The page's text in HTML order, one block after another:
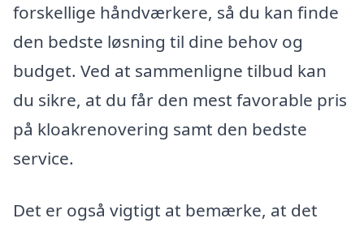
forskellige håndværkere, så du kan finde
den bedste løsning til dine behov og
budget. Ved at sammenligne tilbud kan
du sikre, at du får den mest favorable pris
på kloakrenovering samt den bedste
service.
Det er også vigtigt at bemærke, at det